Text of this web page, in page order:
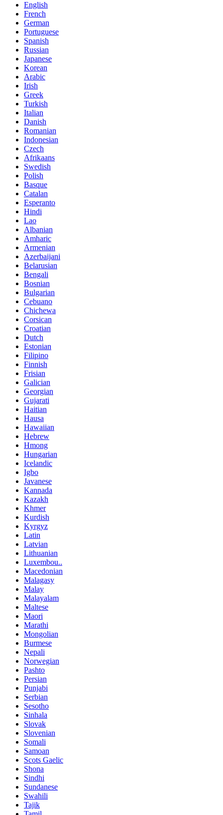
English
French
German
Portuguese
Spanish
Russian
Japanese
Korean
Arabic
Irish
Greek
Turkish
Italian
Danish
Romanian
Indonesian
Czech
Afrikaans
Swedish
Polish
Basque
Catalan
Esperanto
Hindi
Lao
Albanian
Amharic
Armenian
Azerbaijani
Belarusian
Bengali
Bosnian
Bulgarian
Cebuano
Chichewa
Corsican
Croatian
Dutch
Estonian
Filipino
Finnish
Frisian
Galician
Georgian
Gujarati
Haitian
Hausa
Hawaiian
Hebrew
Hmong
Hungarian
Icelandic
Igbo
Javanese
Kannada
Kazakh
Khmer
Kurdish
Kyrgyz
Latin
Latvian
Lithuanian
Luxembou..
Macedonian
Malagasy
Malay
Malayalam
Maltese
Maori
Marathi
Mongolian
Burmese
Nepali
Norwegian
Pashto
Persian
Punjabi
Serbian
Sesotho
Sinhala
Slovak
Slovenian
Somali
Samoan
Scots Gaelic
Shona
Sindhi
Sundanese
Swahili
Tajik